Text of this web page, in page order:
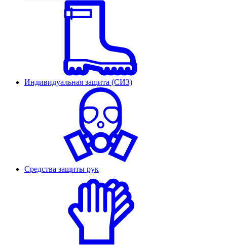
Индивидуальная защита (СИЗ)
Средства защиты рук